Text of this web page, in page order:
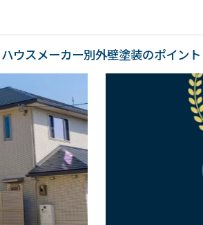
ハウスメーカー別外壁塗装のポイント